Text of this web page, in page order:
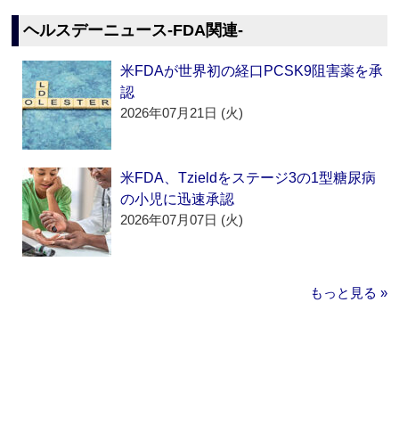
ヘルスデーニュース‐FDA関連‐
米FDAが世界初の経口PCSK9阻害薬を承
認
2026年07月21日 (火)
米FDA、Tzieldをステージ3の1型糖尿病
の小児に迅速承認
2026年07月07日 (火)
もっと見る »